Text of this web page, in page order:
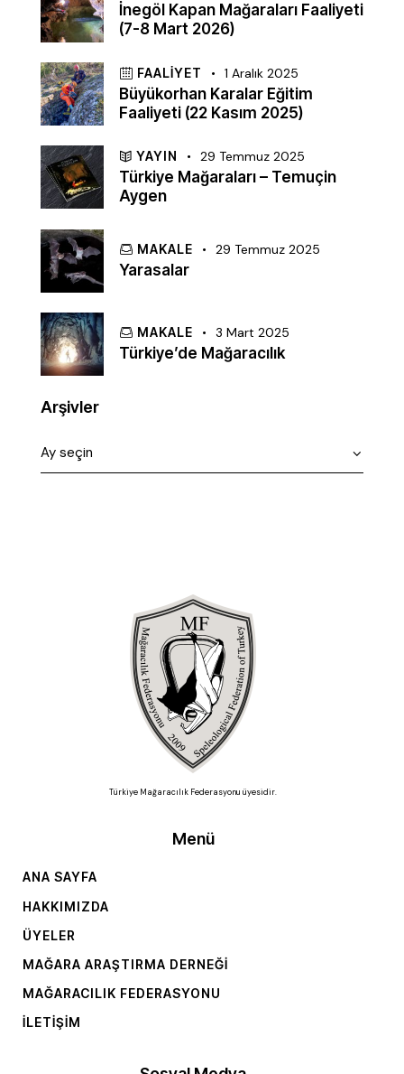
İnegöl Kapan Mağaraları Faaliyeti
(7-8 Mart 2026)
FAALIYET 1 Aralık 2025
Büyükorhan Karalar Eğitim
Faaliyeti (22 Kasım 2025)
YAYIN 29 Temmuz 2025
Türkiye Mağaraları – Temuçin
Aygen
MAKALE 29 Temmuz 2025
Yarasalar
MAKALE 3 Mart 2025
Türkiye’de Mağaracılık
Arşivler
Türkiye Mağaracılık Federasyonu üyesidir.
Menü
ANA SAYFA
HAKKIMIZDA
ÜYELER
MAĞARA ARAŞTIRMA DERNEĞI
MAĞARACILIK FEDERASYONU
İLETIŞIM